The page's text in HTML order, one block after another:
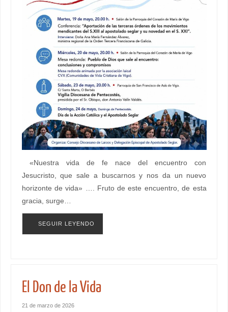
«Nuestra vida de fe nace del encuentro con
Jesucristo, que sale a buscarnos y nos da un nuevo
horizonte de vida» …. Fruto de este encuentro, de esta
gracia, surge…
SEGUIR LEYENDO
El Don de la Vida
21 de marzo de 2026